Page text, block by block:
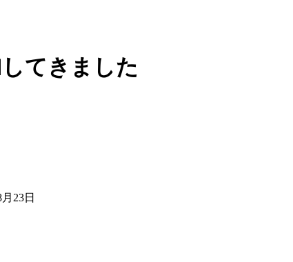
てきました
23日